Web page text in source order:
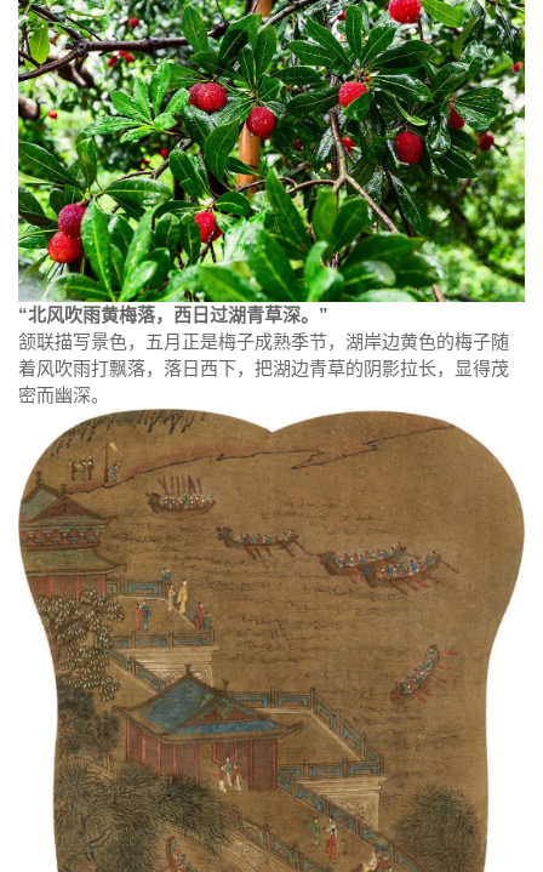
“北风吹雨黄梅落，西日过湖青草深。”
颔联描写景色，五月正是梅子成熟季节，湖岸边黄色的梅子随
着风吹雨打飘落，落日西下，把湖边青草的阴影拉长，显得茂
密而幽深。